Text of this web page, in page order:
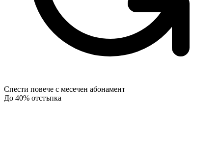
Спести повече с месечен абонамент
До 40% отстъпка